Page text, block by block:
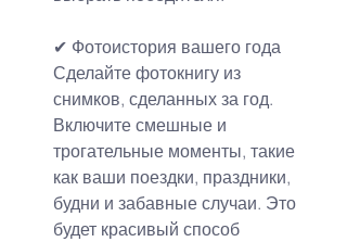
✔ Фотоистория вашего года
Сделайте фотокнигу из
снимков, сделанных за год.
Включите смешные и
трогательные моменты, такие
как ваши поездки, праздники,
будни и забавные случаи. Это
будет красивый способ